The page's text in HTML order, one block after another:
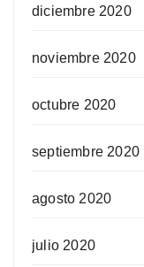
diciembre 2020
noviembre 2020
octubre 2020
septiembre 2020
agosto 2020
julio 2020